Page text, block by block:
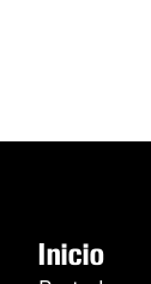
Inicio